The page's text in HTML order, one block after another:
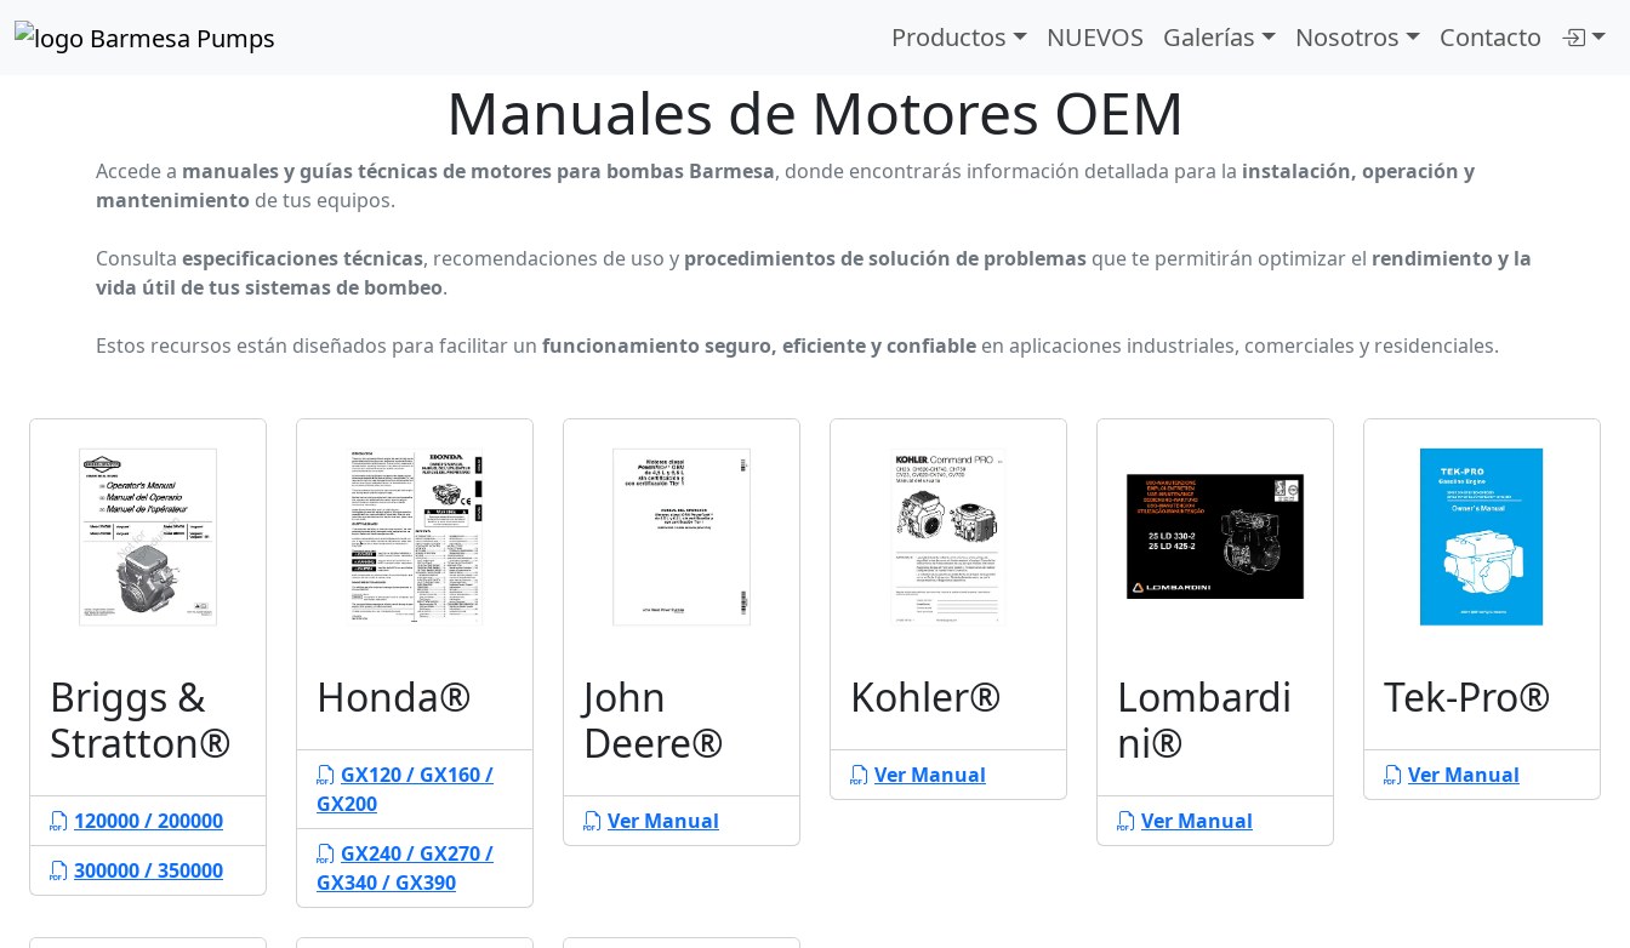
Productos NUEVOS Galerías Nosotros Contacto
Inicio Catálogo de Productos
Manuales de Motores OEM
Accede a manuales y guías técnicas de motores para bombas Barmesa, donde encontrarás información detallada para la instalación, operación y
mantenimiento de tus equipos.
Consulta especificaciones técnicas, recomendaciones de uso y procedimientos de solución de problemas que te permitirán optimizar el rendimiento y la
vida útil de tus sistemas de bombeo.
Estos recursos están diseñados para facilitar un funcionamiento seguro, eficiente y confiable en aplicaciones industriales, comerciales y residenciales.
Briggs &
Stratton®
120000 / 200000
300000 / 350000
Honda®
GX120 / GX160 /
GX200
GX240 / GX270 /
GX340 / GX390
John
Deere®
Ver Manual
Kohler®
Ver Manual
Lombardi
ni®
Ver Manual
Tek-Pro®
Ver Manual